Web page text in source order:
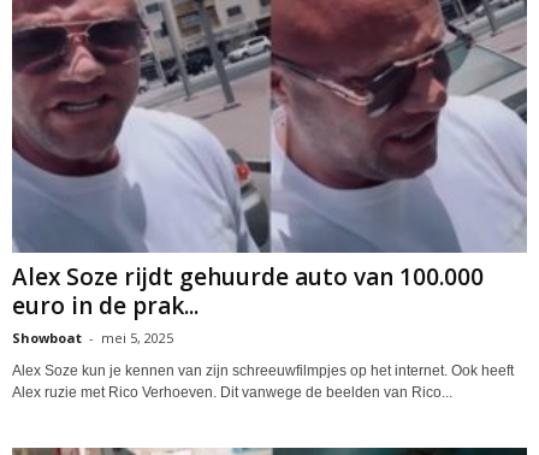
Alex Soze rijdt gehuurde auto van 100.000
euro in de prak...
Showboat - mei 5, 2025
Alex Soze kun je kennen van zijn schreeuwfilmpjes op het internet. Ook heeft
Alex ruzie met Rico Verhoeven. Dit vanwege de beelden van Rico...